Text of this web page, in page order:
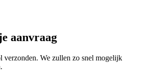
aanvraag
verzonden. We zullen zo snel mogelijk